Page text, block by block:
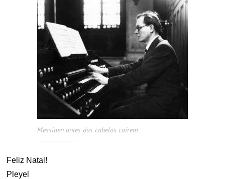
Messiaen antes dos cabelos caírem
Feliz Natal!
Pleyel